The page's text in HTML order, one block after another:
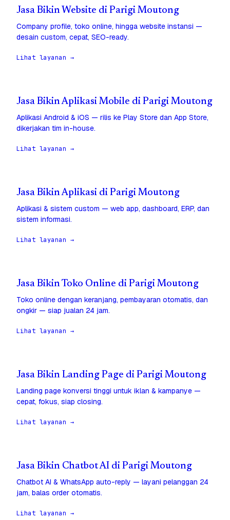
Jasa Bikin Website di Parigi Moutong
Company profile, toko online, hingga website instansi —
desain custom, cepat, SEO-ready.
Lihat layanan →
Jasa Bikin Aplikasi Mobile di Parigi Moutong
Aplikasi Android & iOS — rilis ke Play Store dan App Store,
dikerjakan tim in-house.
Lihat layanan →
Jasa Bikin Aplikasi di Parigi Moutong
Aplikasi & sistem custom — web app, dashboard, ERP, dan
sistem informasi.
Lihat layanan →
Jasa Bikin Toko Online di Parigi Moutong
Toko online dengan keranjang, pembayaran otomatis, dan
ongkir — siap jualan 24 jam.
Lihat layanan →
Jasa Bikin Landing Page di Parigi Moutong
Landing page konversi tinggi untuk iklan & kampanye —
cepat, fokus, siap closing.
Lihat layanan →
Jasa Bikin Chatbot AI di Parigi Moutong
Chatbot AI & WhatsApp auto-reply — layani pelanggan 24
jam, balas order otomatis.
Lihat layanan →